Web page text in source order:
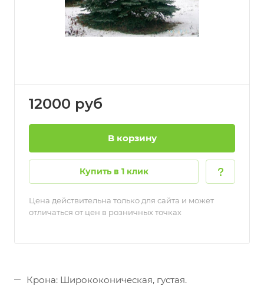
12000 руб
В корзину
Купить в 1 клик
Цена действительна только для сайта и может
отличаться от цен в розничных точках
Крона: Ширококоническая, густая.